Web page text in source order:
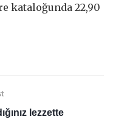
kataloğunda 22,90
lezzette